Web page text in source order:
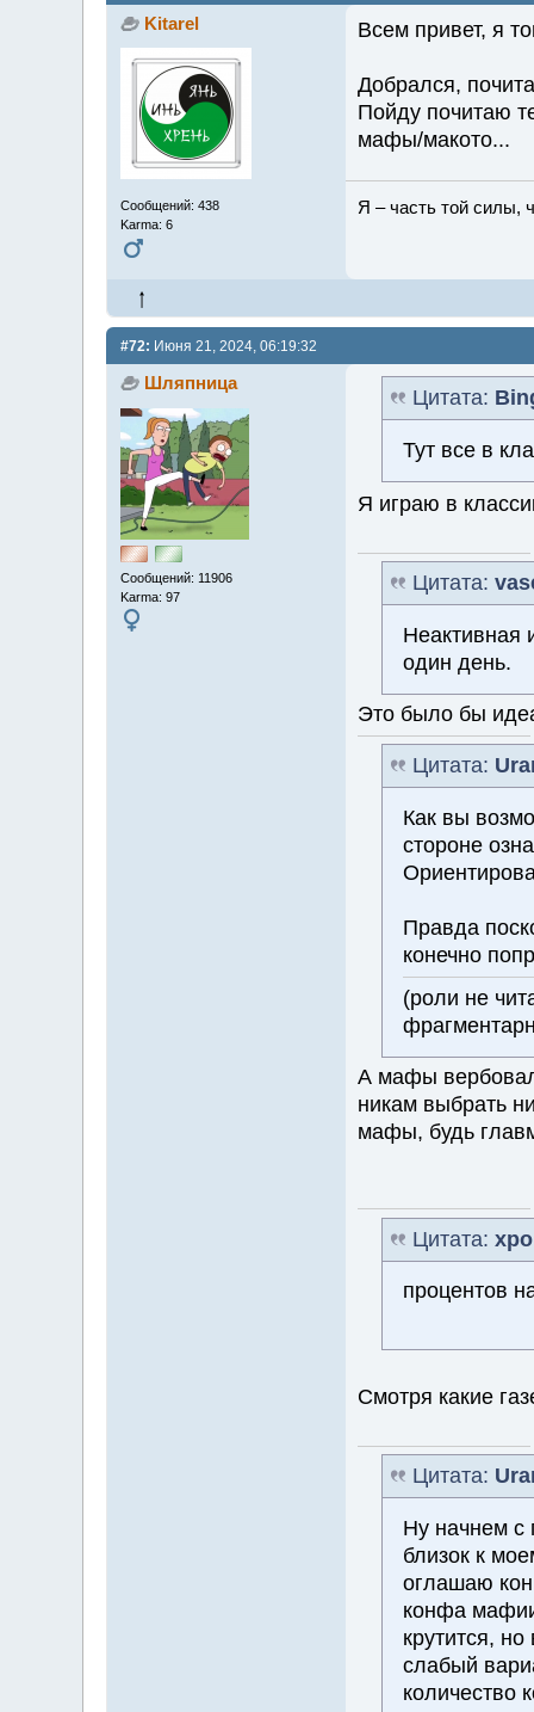
Kitarel
Сообщений: 438
Karma: 6
Всем привет, я
Добрался,
Пойду почитаю
мафы/макото...
Я – часть той силы,
#72: Июня 21, 2024, 06:19:32
Шляпница
Сообщений: 11906
Karma: 97
Цитата:
Тут все в
Я играю в
Цитата:
Неактивная
один день.
Это было бы
Цитата:
Как вы
стороне
Правда
конечно
(роли не
А мафы
никам выбрать
мафы, будь
Цитата:
процентов
Смотря какие
Цитата:
Ну начнем с
близок к
оглашаю
конфа
крутится,
слабый
количество